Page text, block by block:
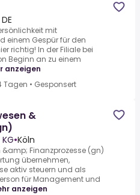
mit
einem Gespür für den
richtig! In der Filiale bei
Beginn an zu einem
anzeigen
Tagen • Gesponsert
&
•Köln
&amp; Finanzprozesse (gn)
übernehmen,
aktiv steuern und als
für Management und
anzeigen